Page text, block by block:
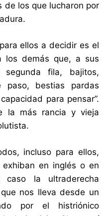
de los que lucharon por
ellos a decidir es el
los demás que, a sus
fila, bajitos,
paso, bestias pardas
para pensar”.
la más rancia y vieja
incluso para ellos,
en inglés o en
la ultraderecha
nos lleva desde un
por el histriónico